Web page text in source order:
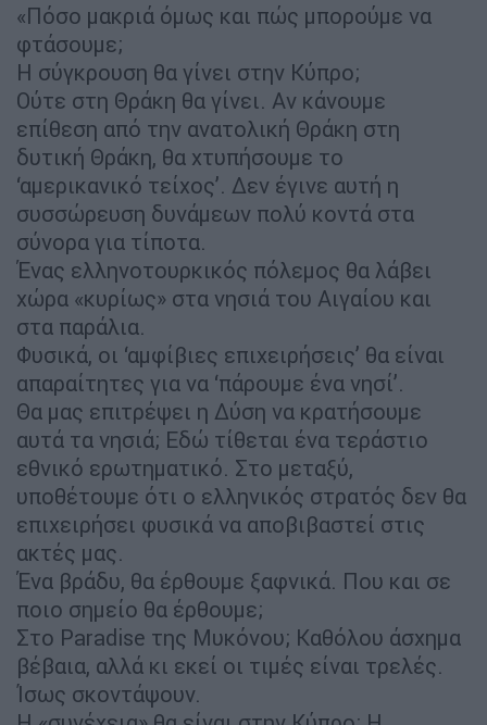
«Πόσο μακριά όμως και πώς μπορούμε να
φτάσουμε;
Η σύγκρουση θα γίνει στην Κύπρο;
Ούτε στη Θράκη θα γίνει. Αν κάνουμε
επίθεση από την ανατολική Θράκη στη
δυτική Θράκη, θα χτυπήσουμε το
‘αμερικανικό τείχος’. Δεν έγινε αυτή η
συσσώρευση δυνάμεων πολύ κοντά στα
σύνορα για τίποτα.
Ένας ελληνοτουρκικός πόλεμος θα λάβει
χώρα «κυρίως» στα νησιά του Αιγαίου και
στα παράλια.
Φυσικά, οι ‘αμφίβιες επιχειρήσεις’ θα είναι
απαραίτητες για να ‘πάρουμε ένα νησί’.
Θα μας επιτρέψει η Δύση να κρατήσουμε
αυτά τα νησιά; Εδώ τίθεται ένα τεράστιο
εθνικό ερωτηματικό. Στο μεταξύ,
υποθέτουμε ότι ο ελληνικός στρατός δεν θα
επιχειρήσει φυσικά να αποβιβαστεί στις
ακτές μας.
Ένα βράδυ, θα έρθουμε ξαφνικά. Που και σε
ποιο σημείο θα έρθουμε;
Στο Paradise της Μυκόνου; Καθόλου άσχημα
βέβαια, αλλά κι εκεί οι τιμές είναι τρελές.
Ίσως σκοντάψουν.